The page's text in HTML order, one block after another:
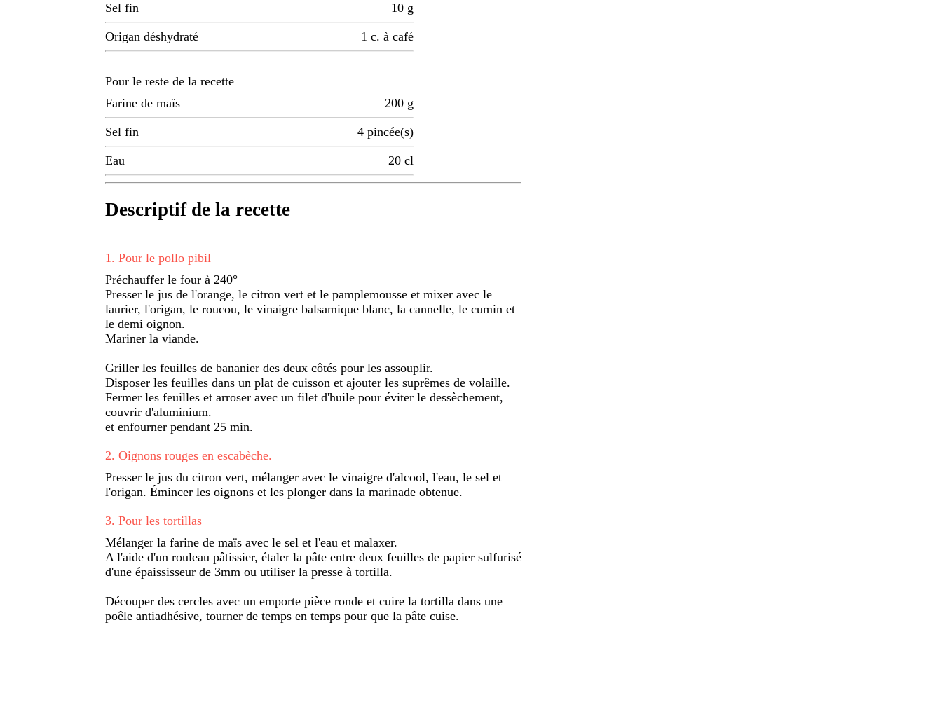
Sel fin 10 g
Origan déshydraté 1 c. à café
Pour le reste de la recette
Farine de maïs
200 g
Sel fin 4 pincée(s)
Eau 20 cl
Descriptif de la recette
1 . Pour le pollo pibil
Préchauffer le four à 240°
Presser le jus de l'orange, le citron vert et le pamplemousse et mixer avec le
laurier, l'origan, le roucou, le vinaigre balsamique blanc, la cannelle, le cumin et
le demi oignon.
Mariner la viande.
Griller les feuilles de bananier des deux côtés pour les assouplir.
Disposer les feuilles dans un plat de cuisson et ajouter les suprêmes de volaille.
Fermer les feuilles et arroser avec un filet d'huile pour éviter le dessèchement,
couvrir d'aluminium.
et enfourner pendant 25 min.
2. Oignons rouges en escabèche.
Presser le jus du citron vert, mélanger avec le vinaigre d'alcool, l'eau, le sel et
l'origan. Émincer les oignons et les plonger dans la marinade obtenue.
3. Pour les tortillas
Mélanger la farine de maïs avec le sel et l'eau et malaxer.
A l'aide d'un rouleau pâtissier, étaler la pâte entre deux feuilles de papier sulfurisé
d'une épaississeur de 3mm ou utiliser la presse à tortilla.
Découper des cercles avec un emporte pièce ronde et cuire la tortilla dans une
poêle antiadhésive, tourner de temps en temps pour que la pâte cuise.